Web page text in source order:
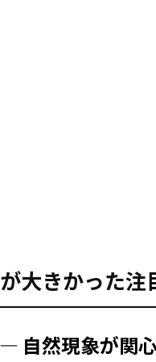
大きかった注
自然現象が関